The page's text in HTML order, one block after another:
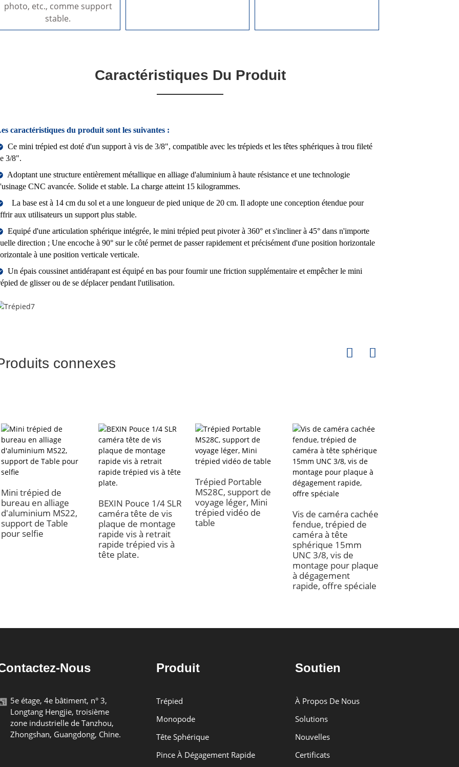
photo, etc., comme support
stable.
Caractéristiques Du Produit
caractéristiques du produit sont les suivantes :
Ce mini trépied est doté d'un support à vis de 3/8", compatible avec les trépieds et les têtes sphériques à trou fileté
3/8".
Adoptant une structure entièrement métallique en alliage d'aluminium à haute résistance et une technologie
CNC avancée. Solide et stable. La charge atteint 15 kilogrammes.
La base est à 14 cm du sol et a une longueur de pied unique de 20 cm. Il adopte une conception étendue pour
aux utilisateurs un support plus stable.
Equipé d'une articulation sphérique intégrée, le mini trépied peut pivoter à 360° et s'incliner à 45° dans n'importe
direction ; Une encoche à 90° sur le côté permet de passer rapidement et précisément d'une position horizontale
à une position verticale verticale.
Un épais coussinet antidérapant est équipé en bas pour fournir une friction supplémentaire et empêcher le mini
de glisser ou de se déplacer pendant l'utilisation.
connexes
Mini trépied de
bureau en alliage
d'aluminium MS22,
support de Table
pour selfie
BEXIN Pouce 1/4 SLR
caméra tête de vis
plaque de montage
rapide vis à retrait
rapide trépied vis à
tête plate.
Trépied Portable
MS28C, support de
voyage léger, Mini
trépied vidéo de
table
Vis de caméra cachée
fendue, trépied de
caméra à tête
sphérique 15mm
UNC 3/8, vis de
montage pour plaque
à dégagement
rapide, offre spéciale
Nous
5e étage, 4e bâtiment, n° 3,
Longtang Hengjie, troisième
zone industrielle de Tanzhou,
Zhongshan, Guangdong, Chine.
Produit
Trépied
Monopode
Tête Sphérique
Pince À Dégagement Rapide
Soutien
À Propos De Nous
Solutions
Nouvelles
Certificats